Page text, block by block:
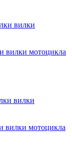
вилки мотоцикла
вилки мотоцикла